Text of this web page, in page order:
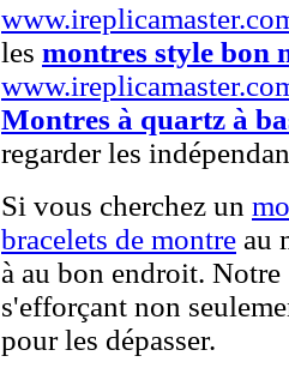
les montres style bon
Montres à quartz à
regarder les
Si vous cherchez un
bracelets de montre au
à au bon endroit. Notre
s'efforçant non
pour les dépasser.